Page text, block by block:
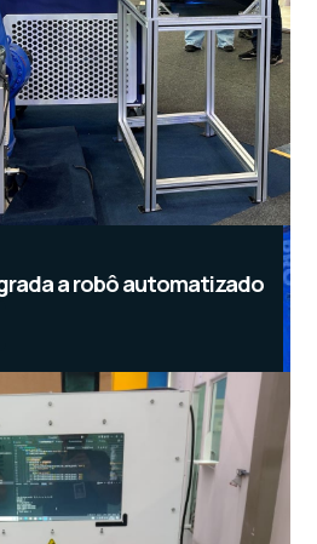
a robô automatizado